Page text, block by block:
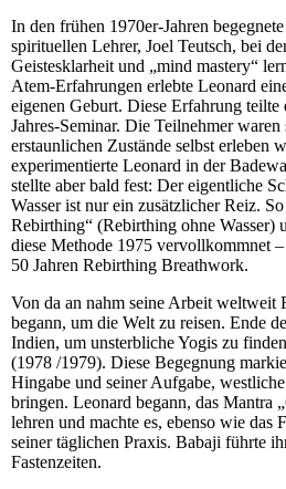
In den frühen 1970er-Jahren
spirituellen Lehrer, Joel Teutsch, bei
Geistesklarheit und „mind mastery“
Atem-Erfahrungen erlebte Leonard
eigenen Geburt. Diese Erfahrung teilte
Jahres-Seminar. Die Teilnehmer waren
erstaunlichen Zustände selbst erleben
experimentierte Leonard in der
stellte aber bald fest: Der eigentliche
Wasser ist nur ein zusätzlicher Reiz.
Rebirthing“ (Rebirthing ohne Wasser)
diese Methode 1975 vervollkommnet
50 Jahren Rebirthing Breathwork.
Von da an nahm seine Arbeit weltweit
begann, um die Welt zu reisen. Ende
Indien, um unsterbliche Yogis zu
(1978 /1979). Diese Begegnung
Hingabe und seiner Aufgabe,
bringen. Leonard begann, das Mantra
lehren und machte es, ebenso wie das
seiner täglichen Praxis. Babaji führte
Fastenzeiten.